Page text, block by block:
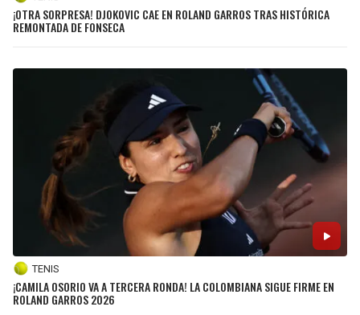
¡OTRA SORPRESA! DJOKOVIC CAE EN ROLAND GARROS TRAS HISTÓRICA
REMONTADA DE FONSECA
TENIS
¡CAMILA OSORIO VA A TERCERA RONDA! LA COLOMBIANA SIGUE FIRME EN
ROLAND GARROS 2026